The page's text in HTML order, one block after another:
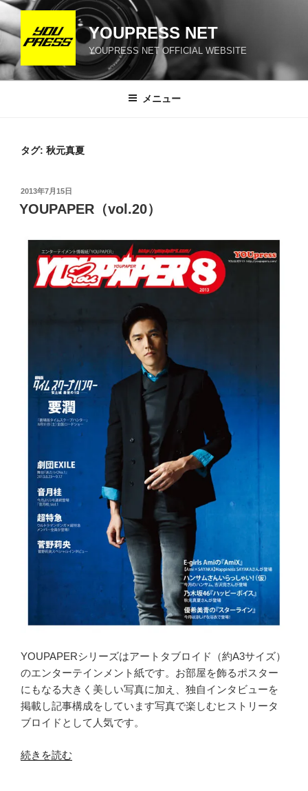
コ
ン
ン
YOUPRESS NET
YOUPRESS NET OFFICIAL WEBSITE
メニュー
タグ: 秋元真夏
投
稿
日:
2013年7月15日
YOUPAPER（vol.20）
YOUPAPERシリーズはアートタブロイド（約A3サイズ）
のエンターテインメント紙です。お部屋を飾るポスター
にもなる大きく美しい写真に加え、独自インタビューを
掲載し記事構成をしています写真で楽しむヒストリータ
ブロイドとして人気です。
“YOUPAPER（vol.20）”
続きを読む